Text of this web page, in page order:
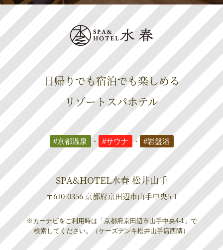
日帰りでも宿泊でも楽しめる
リゾートスパホテル
#京都温泉 ・ #サウナ ・ #岩盤浴
SPA&HOTEL水春 松井山手
〒610-0356 京都府京田辺市山手中央5-1
※カーナビをご利用時は「京都府京田辺市山手中央4-1」で
検索してください。（ケーズデンキ松井山手店西隣）